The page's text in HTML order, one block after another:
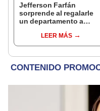
Jefferson Farfán
sorprende al regalarle
un departamento a
fútbol: "Lo hago de
corazón"
LEER MÁS